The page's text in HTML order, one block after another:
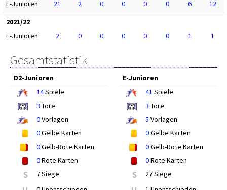
E-Junioren
21 2 0 0 0 0 6
12
2021/22
F-Junioren
2 0 0 0 0 0 1 1
Gesamtstatistik
D2-Junioren
14Spiele
3 Tore
0Vorlagen
0Gelbe Karten
0Gelb-Rote Karten
0Rote Karten
S 7 Siege
E-Junioren
41 Spiele
3 Tore
5 Vorlagen
0Gelbe Karten
0Gelb-Rote Karten
0Rote Karten
S 27 Siege